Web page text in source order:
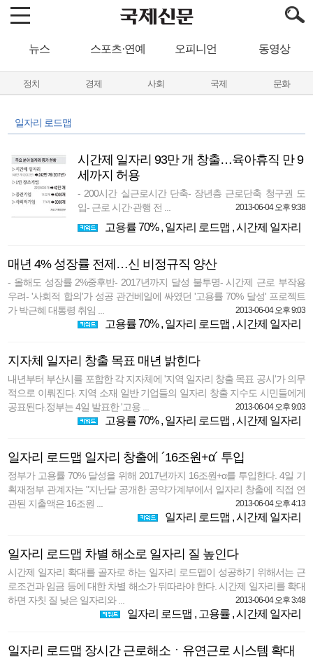
뉴스 스포츠·연예 오피니언 동영상
정치 경제 사회 국제 문화
일자리 로드맵
시간제 일자리 93만 개 창출…육아휴직 만 9
세까지 허용
- 200시간 실근로시간 단축- 장년층 근로단축 청구권 도
입- 근로 시간·관행 전 ...
2013-06-04 오후 9:38
고용률 70%, 일자리 로드맵 ,시간제 일자리
매년 4% 성장률 전제…신 비정규직 양산
- 올해도 성장률 2%중후반- 2017년까지 달성 불투명- 시간제 근로 부작용
우려- '사회적 합의'가 성공 관건베일에 싸였던 '고용률 70% 달성' 프로젝트
가 박근혜 대통령 취임 ...
2013-06-04 오후 9:03
고용률 70%, 일자리 로드맵 ,시간제 일자리
지자체 일자리 창출 목표 매년 밝힌다
내년부터 부산시를 포함한 각 지자체에 '지역 일자리 창출 목표 공시'가 의무
적으로 이뤄진다. 지역 소재 일반 기업들의 일자리 창출 지수도 시민들에게
공표된다.정부는 4일 발표한 '고용 ...
2013-06-04 오후 9:03
고용률 70%, 일자리 로드맵 ,시간제 일자리
일자리 로드맵 일자리 창출에 ´16조원+α´ 투입
정부가 고용률 70% 달성을 위해 2017년까지 16조원+α를 투입한다. 4일 기
획재정부 관계자는 "지난달 공개한 공약가계부에서 일자리 창출에 직접 연
관된 지출액은 16조원 ...
2013-06-04 오후 4:13
일자리 로드맵 ,시간제 일자리
일자리 로드맵 차별 해소로 일자리 질 높인다
시간제 일자리 확대를 골자로 하는 일자리 로드맵이 성공하기 위해서는 근
로조건과 임금 등에 대한 차별 해소가 뒤따라야 한다. 시간제 일자리를 확대
하면 자칫 질 낮은 일자리와 ...
2013-06-04 오후 3:48
일자리 로드맵 , 고용률,시간제 일자리
일자리 로드맵 장시간 근로해소ㆍ유연근로 시스템 확대